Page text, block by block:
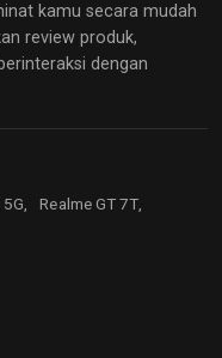
kamu secara mudah
review produk,
dengan
Realme GT 7T,